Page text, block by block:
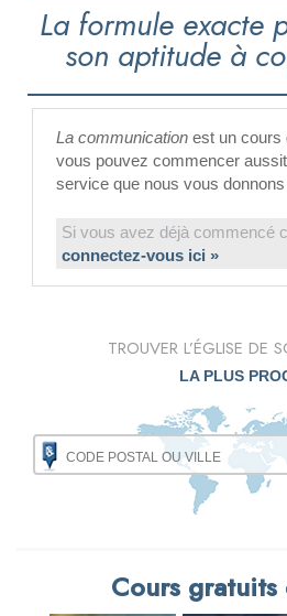
La formule exacte
son aptitude à
La communication est un cours
vous pouvez commencer
service que nous vous
Si vous avez déjà commencé
connectez-vous ici »
TROUVER L’ÉGLISE DE
LA PLUS
Cours